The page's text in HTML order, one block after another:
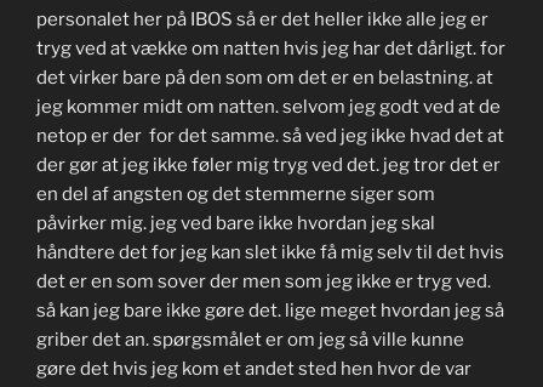
personalet her på IBOS så er det heller ikke alle jeg er
tryg ved at vække om natten hvis jeg har det dårligt. for
det virker bare på den som om det er en belastning. at
jeg kommer midt om natten. selvom jeg godt ved at de
netop er der for det samme. så ved jeg ikke hvad det at
der gør at jeg ikke føler mig tryg ved det. jeg tror det er
en del af angsten og det stemmerne siger som
påvirker mig. jeg ved bare ikke hvordan jeg skal
håndtere det for jeg kan slet ikke få mig selv til det hvis
det er en som sover der men som jeg ikke er tryg ved.
så kan jeg bare ikke gøre det. lige meget hvordan jeg så
griber det an. spørgsmålet er om jeg så ville kunne
gøre det hvis jeg kom et andet sted hen hvor de var